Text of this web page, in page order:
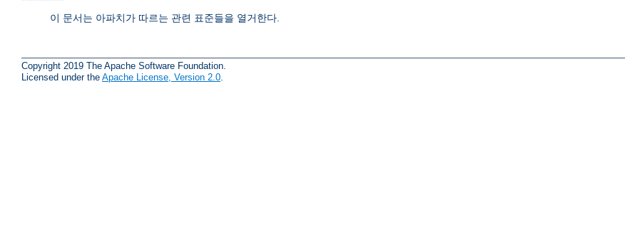
이 문서는 아파치가 따르는 관련 표준들을 열거한다.
Copyright 2019 The Apache Software Foundation.
Licensed under the Apache License, Version 2.0